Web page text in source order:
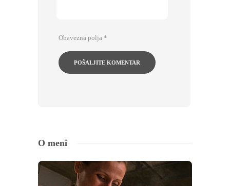
Obavezna polja *
O meni